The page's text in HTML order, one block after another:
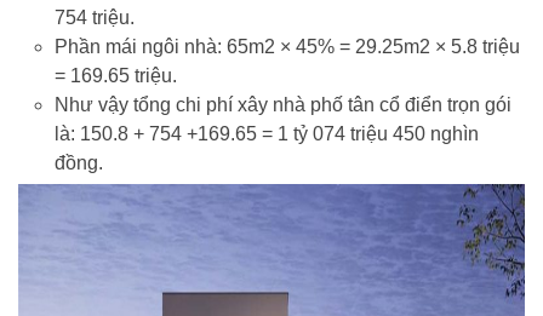
754 triệu.
Phần mái ngôi nhà: 65m2 × 45% = 29.25m2 × 5.8 triệu
= 169.65 triệu.
Như vậy tổng chi phí xây nhà phố tân cổ điển trọn gói
là: 150.8 + 754 +169.65 = 1 tỷ 074 triệu 450 nghìn
đồng.